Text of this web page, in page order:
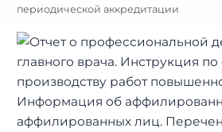
периодической аккредитации